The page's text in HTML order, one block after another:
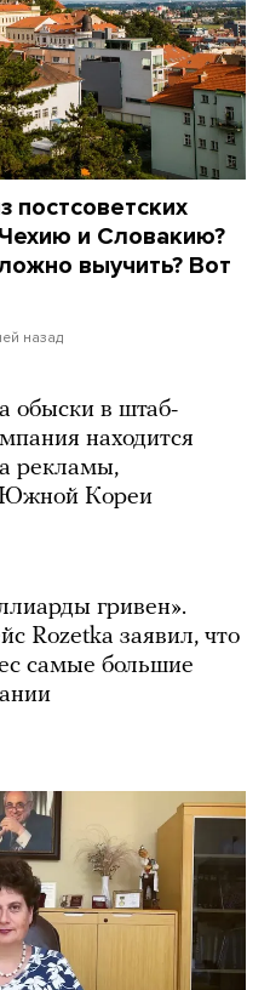
постсоветских
и Словакию?
выучить? Вот
назад
обыски в штаб-
находится
рекламы,
Южной Кореи
гривен».
Rozetka заявил, что
самые большие